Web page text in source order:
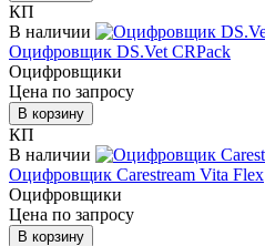
КП
В наличии
Оцифровщик DS.Vet CRPack
Оцифровщики
Цена по запросу
В корзину
КП
В наличии
Оцифровщик Carestream Vita Flex
Оцифровщики
Цена по запросу
В корзину